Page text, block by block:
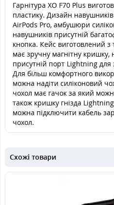
Гарнітура XO F70 Plus
пластику. Дизайн
AirPods Pro, амбушюри
навушників присутній
кнопка. Кейс виготовлений з
має зручну магнітну кришку,
присутній порт Lightning для
Для більш комфортного
можна надіти силіконовий
чохол має гачок за який
також кришку гнізда
можна підключити кабель
чохол.
Схожі товари